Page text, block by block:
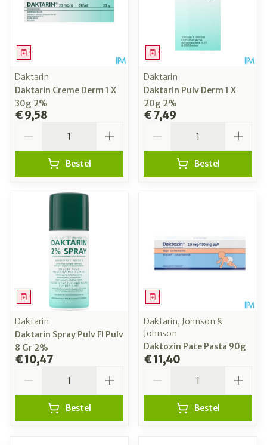
Geneesmiddel
Daktarin
Daktarin Creme Derm 1 X
30g 2%
€ 9,58
Bestel
Geneesmiddel
Daktarin
Daktarin Pulv Derm 1 X
20g 2%
€ 7,49
Bestel
Geneesmiddel
Daktarin
Daktarin Spray Pulv Fl Pulv
8 Gr 2%
€ 10,47
Bestel
Geneesmiddel
Daktarin, Johnson &
Johnson
Daktozin Pate Pasta 90g
€ 11,40
Bestel